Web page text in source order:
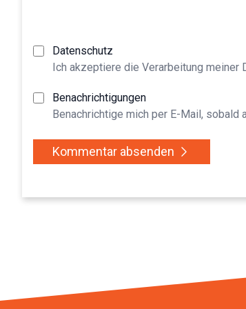
Datenschutz
Ich akzeptiere die Verarbeitung meiner
Benachrichtigungen
Benachrichtige mich per E-Mail, sobald
Kommentar absenden